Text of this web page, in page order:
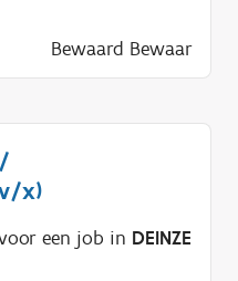
Bewaard Bewaar
x)
een job in DEINZE